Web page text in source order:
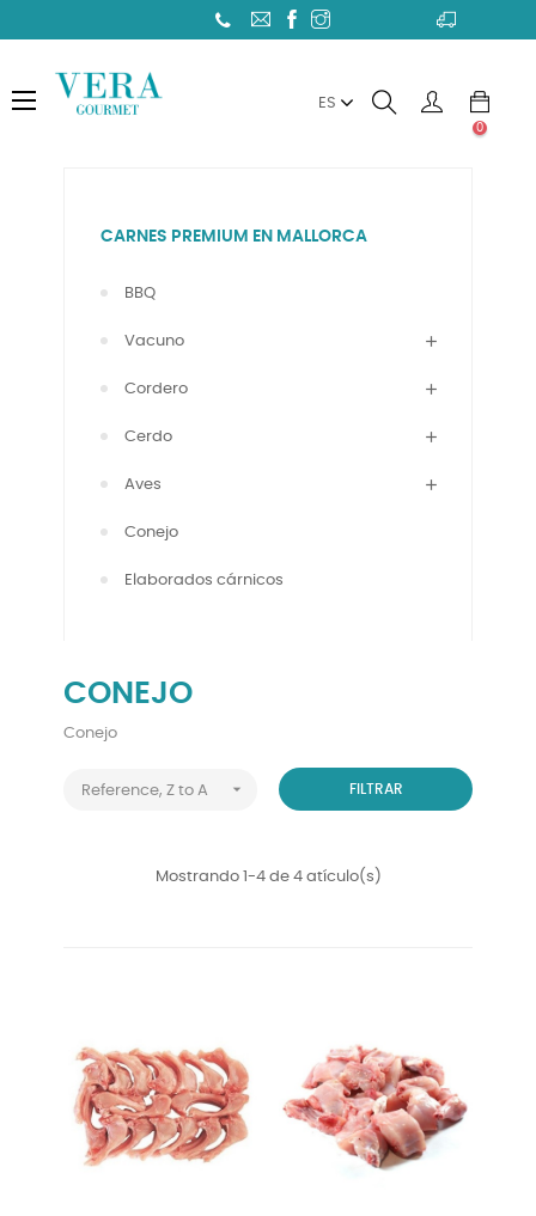
Toggle
☰ ES
0
CARNES PREMIUM EN MALLORCA
BBQ
Vacuno
Cordero
Cerdo
Aves
Conejo
Elaborados cárnicos
CONEJO
Conejo
Reference, Z to A  FILTRAR
Mostrando 1-4 de 4 atículo(s)